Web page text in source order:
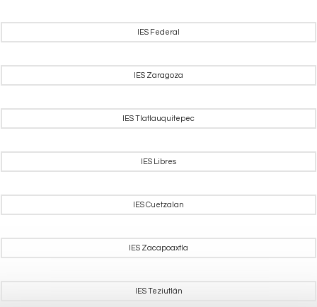
IES Federal
IES Zaragoza
IES Tlatlauquitepec
IES Libres
IES Cuetzalan
IES Zacapoaxtla
IES Teziutlán